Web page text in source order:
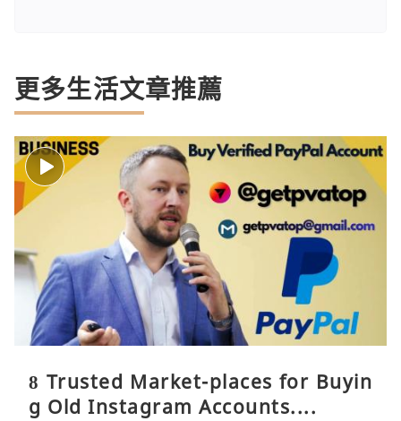
更多生活文章推薦
8 Trusted Market-places for Buyin
g Old Instagram Accounts....